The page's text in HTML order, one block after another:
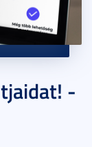
-